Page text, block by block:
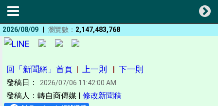
2026/08/09 | 瀏覽數： 2,147,483,768
回「新聞網」首頁 | 上一則 | 下一則
發稿日： 2026/07/06 11:42:00 AM
發稿人：轉自商傳媒 | 修改新聞稿